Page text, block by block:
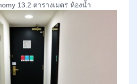
13.2 ตารางเมตร ห้องน้ำ